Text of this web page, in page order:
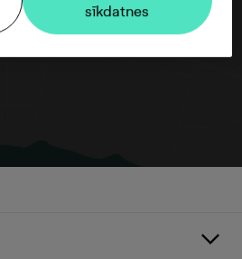
sīkdatnes